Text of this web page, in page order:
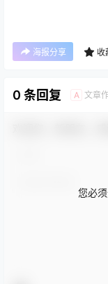
海报分享 收
0 条回复 A 文章
您必